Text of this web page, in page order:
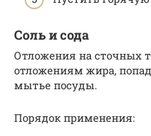
Соль и сода
Отложения на сточных
отложениям жира,
мытье посуды.
Порядок применения: